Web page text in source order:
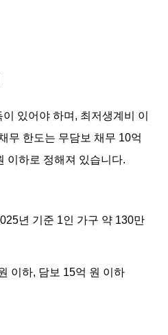
있어야 하며, 최저생계비 이
무 한도는 무담보 채무 10억
이하로 정해져 있습니다.
년 기준 1인 가구 약 130만
이하, 담보 15억 원 이하